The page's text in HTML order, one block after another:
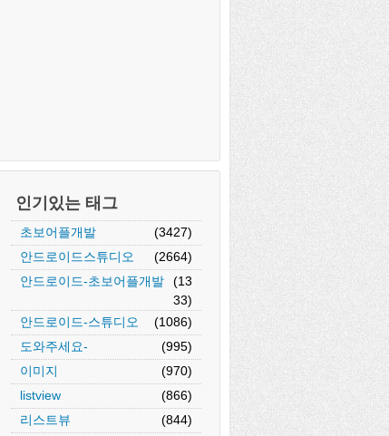
인기있는 태그
초보어플개발
(3427)
안드로이드스튜디오
(2664)
안드로이드-초보어플개발
(13
33)
안드로이드-스튜디오
(1086)
도와주세요-
(995)
이미지
(970)
listview
(866)
리스트뷰
(844)